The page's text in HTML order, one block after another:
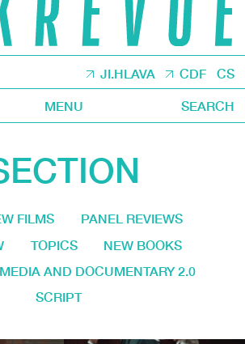
JI.HLAVA CDF CS
MENU SEARCH
FILMS
PANEL REVIEWS
TOPICS
NEW BOOKS
MEDIA AND DOCUMENTARY 2.0
SCRIPT